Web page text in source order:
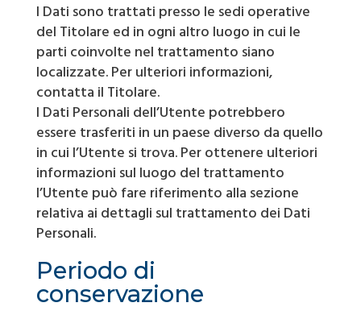
I Dati sono trattati presso le sedi operative
del Titolare ed in ogni altro luogo in cui le
parti coinvolte nel trattamento siano
localizzate. Per ulteriori informazioni,
contatta il Titolare.
I Dati Personali dell’Utente potrebbero
essere trasferiti in un paese diverso da quello
in cui l’Utente si trova. Per ottenere ulteriori
informazioni sul luogo del trattamento
l’Utente può fare riferimento alla sezione
relativa ai dettagli sul trattamento dei Dati
Personali.
Periodo di
conservazione